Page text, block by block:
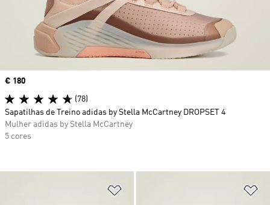
Adicionar à Lista de Desejos
Price
€ 180
(78)
Sapatilhas de Treino adidas by Stella McCartney DROPSET 4
Mulher adidas by Stella McCartney
5 cores